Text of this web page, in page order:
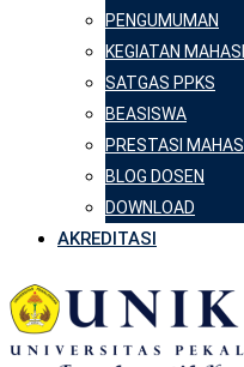
PENGUMUMAN
KEGIATAN
SATGAS PPKS
BEASISWA
PRESTASI
BLOG DOSEN
DOWNLOAD
AKREDITASI